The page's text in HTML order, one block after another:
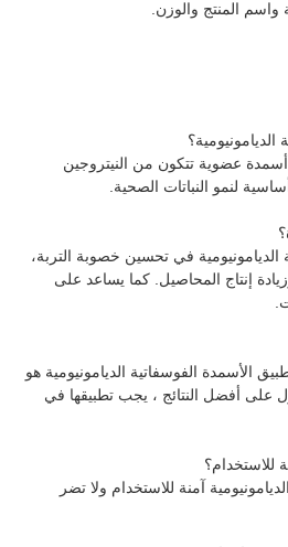
المنتج والوزن.
أسمدة عضوية تتكون من النيتروجين
لنمو النباتات الصحية.
الديامونيومية في تحسين خصوبة التربة،
إنتاج المحاصيل. كما يساعد على
الأسمدة الفوسفاتية الديامونيومية هو
على أفضل النتائج ، يجب تطبيقها في
آمنة للاستخدام ولا تضر